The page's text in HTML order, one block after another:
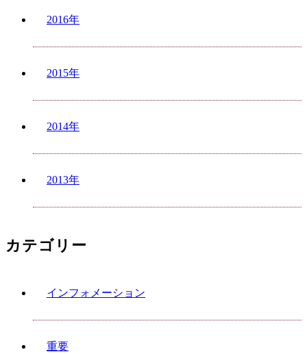
2016年
2015年
2014年
2013年
カテゴリー
インフォメーション
重要